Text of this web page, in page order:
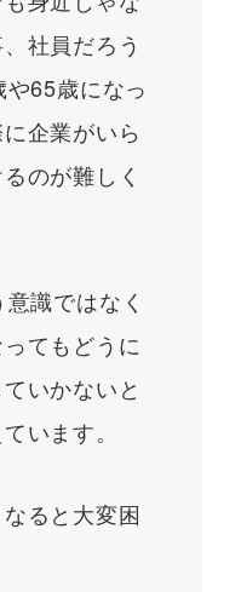
社員だろう
65歳になっ
企業がいら
のが難しく
識ではなく
てもどうに
いかないと
います。
ると大変困